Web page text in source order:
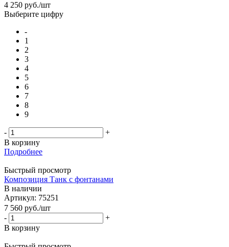
4 250 руб./шт
Выберите цифру
-
1
2
3
4
5
6
7
8
9
-
+
В корзину
Подробнее
Быстрый просмотр
Композиция Танк с фонтанами
В наличии
Артикул: 75251
7 560 руб./шт
-
+
В корзину